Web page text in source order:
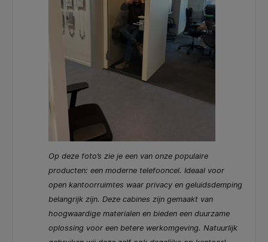
Op deze foto’s zie je een van onze populaire
producten: een moderne telefooncel. Ideaal voor
open kantoorruimtes waar privacy en geluidsdemping
belangrijk zijn. Deze cabines zijn gemaakt van
hoogwaardige materialen en bieden een duurzame
oplossing voor een betere werkomgeving. Natuurlijk